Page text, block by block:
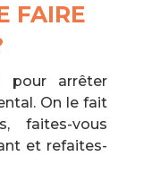
FAIRE
pour arrêter
On le fait
faites-vous
et refaites-